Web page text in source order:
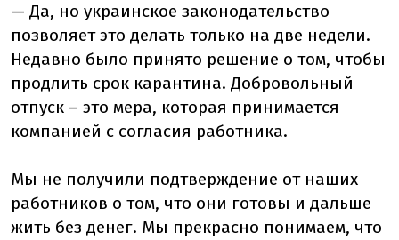
— Да, но украинское законодательство
позволяет это делать только на две недели.
Недавно было принято решение о том, чтобы
продлить срок карантина. Добровольный
отпуск – это мера, которая принимается
компанией с согласия работника.
Мы не получили подтверждение от наших
работников о том, что они готовы и дальше
жить без денег. Мы прекрасно понимаем, что